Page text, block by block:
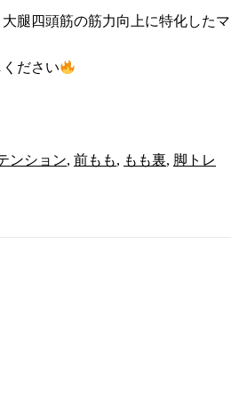
腿四頭筋の筋力向上に特化した
ださい
ンション, 前もも, もも裏, 脚トレ